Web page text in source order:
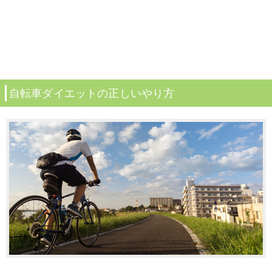
自転車ダイエットの正しいやり方